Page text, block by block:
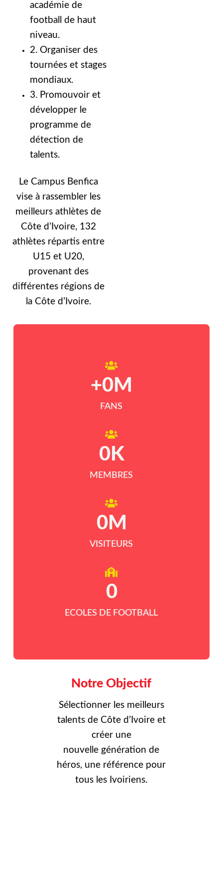
académie de
football de haut
niveau.
2. Organiser des
tournées et stages
mondiaux.
3. Promouvoir et
développer le
programme de
détection de
talents.
Le Campus Benfica
vise à rassembler les
meilleurs athlètes de
Côte d’Ivoire, 132
athlètes répartis entre
U15 et U20,
provenant des
différentes régions de
la Côte d’Ivoire.
FANS
+0 M
MEMBRES
0K
VISITEURS
0M
ECOLES DE FOOTBALL
0
Notre Objectif
Sélectionner les meilleurs
talents de Côte d’Ivoire et
créer une
nouvelle génération de
héros, une référence pour
tous les Ivoiriens.